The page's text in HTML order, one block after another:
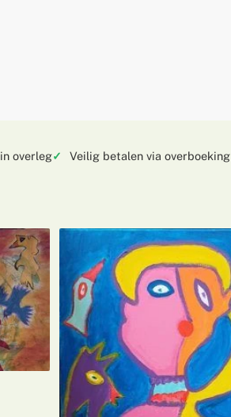
overleg Veilig betalen via overboeking